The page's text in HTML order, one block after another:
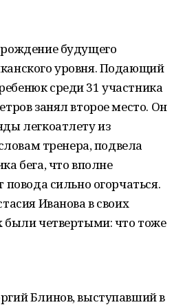
будущего
уровня. Подающий
среди 31 участника
занял второе место. Он
легкоатлету из
тренера, подвела
бега, что вполне
сильно огорчаться.
Иванова в своих
были четвертыми: что тоже
Блинов, выступавший в